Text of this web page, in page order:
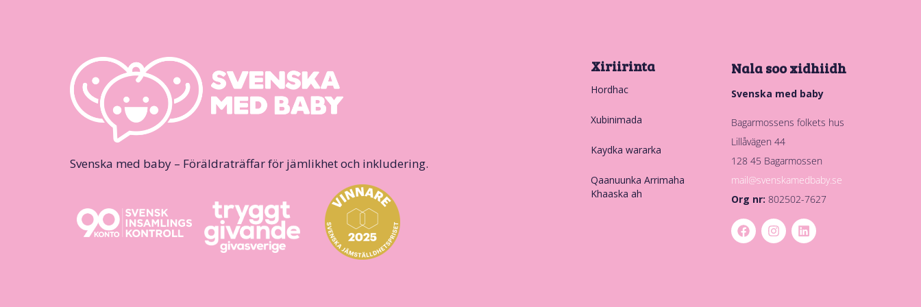
Svenska med baby – Föräldraträffar för jämlikhet och inkludering.
Xiriirinta
Hordhac
Xubinimada
Kaydka wararka
Qaanuunka Arrimaha
Khaaska ah
Nala soo xidhiidh
Svenska med baby
Bagarmossens folkets hus
Lillåvägen 44
128 45 Bagarmossen
mail@svenskamedbaby.se
Org nr: 802502-7627